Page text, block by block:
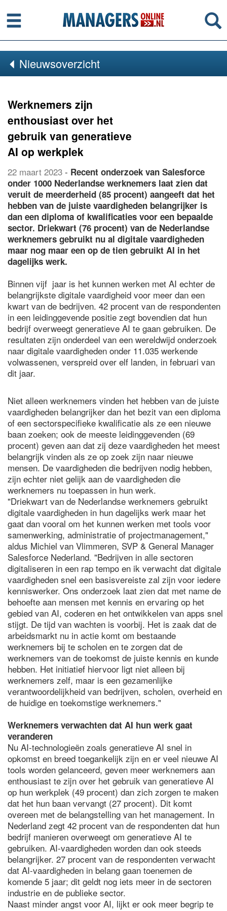
Menu
Nieuwsoverzicht
Werknemers zijn
enthousiast over het
gebruik van generatieve
AI op werkplek
22 maart 2023 - Recent onderzoek van Salesforce
onder 1000 Nederlandse werknemers laat zien dat
veruit de meerderheid (85 procent) aangeeft dat het
hebben van de juiste vaardigheden belangrijker is
dan een diploma of kwalificaties voor een bepaalde
sector. Driekwart (76 procent) van de Nederlandse
werknemers gebruikt nu al digitale vaardigheden
maar nog maar een op de tien gebruikt AI in het
dagelijks werk.
Binnen vijf jaar is het kunnen werken met AI echter de
belangrijkste digitale vaardigheid voor meer dan een
kwart van de bedrijven. 42 procent van de respondenten
in een leidinggevende positie zegt bovendien dat hun
bedrijf overweegt generatieve AI te gaan gebruiken. De
resultaten zijn onderdeel van een wereldwijd onderzoek
naar digitale vaardigheden onder 11.035 werkende
volwassenen, verspreid over elf landen, in februari van
dit jaar.
Niet alleen werknemers vinden het hebben van de juiste
vaardigheden belangrijker dan het bezit van een diploma
of een sectorspecifieke kwalificatie als ze een nieuwe
baan zoeken; ook de meeste leidinggevenden (69
procent) geven aan dat zij deze vaardigheden het meest
belangrijk vinden als ze op zoek zijn naar nieuwe
mensen. De vaardigheden die bedrijven nodig hebben,
zijn echter niet gelijk aan de vaardigheden die
werknemers nu toepassen in hun werk.
"Driekwart van de Nederlandse werknemers gebruikt
digitale vaardigheden in hun dagelijks werk maar het
gaat dan vooral om het kunnen werken met tools voor
samenwerking, administratie of projectmanagement,"
aldus Michiel van Vlimmeren, SVP & General Manager
Salesforce Nederland. "Bedrijven in alle sectoren
digitaliseren in een rap tempo en ik verwacht dat digitale
vaardigheden snel een basisvereiste zal zijn voor iedere
kenniswerker. Ons onderzoek laat zien dat met name de
behoefte aan mensen met kennis en ervaring op het
gebied van AI, coderen en het ontwikkelen van apps snel
stijgt. De tijd van wachten is voorbij. Het is zaak dat de
arbeidsmarkt nu in actie komt om bestaande
werknemers bij te scholen en te zorgen dat de
werknemers van de toekomst de juiste kennis en kunde
hebben. Het initiatief hiervoor ligt niet alleen bij
werknemers zelf, maar is een gezamenlijke
verantwoordelijkheid van bedrijven, scholen, overheid en
de huidige en toekomstige werknemers."
Werknemers verwachten dat AI hun werk gaat
veranderen
Nu AI-technologieën zoals generatieve AI snel in
opkomst en breed toegankelijk zijn en er veel nieuwe AI
tools worden gelanceerd, geven meer werknemers aan
enthousiast te zijn over het gebruik van generatieve AI
op hun werkplek (49 procent) dan zich zorgen te maken
dat het hun baan vervangt (27 procent). Dit komt
overeen met de belangstelling van het management. In
Nederland zegt 42 procent van de respondenten dat hun
bedrijf manieren overweegt om generatieve AI te
gebruiken. AI-vaardigheden worden dan ook steeds
belangrijker. 27 procent van de respondenten verwacht
dat AI-vaardigheden in belang gaan toenemen de
komende 5 jaar; dit geldt nog iets meer in de sectoren
industrie en de publieke sector.
Naast minder angst voor AI, lijkt er ook meer begrip te